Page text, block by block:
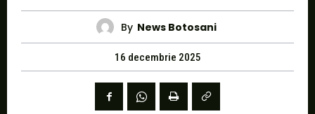
By News Botosani
16 decembrie 2025